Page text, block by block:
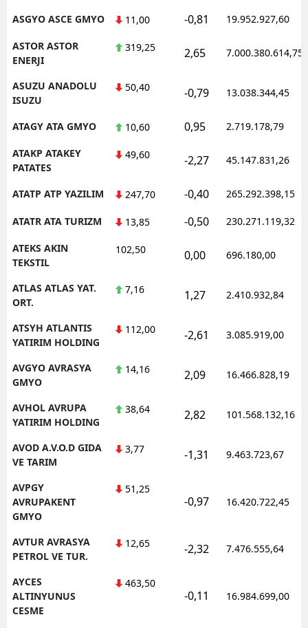
ASGYO ASCE GMYO 11,00 -0,81 19.952.927,60
ASTOR ASTOR
ENERJI
319,25 2,65 7.000.380.614,75
ASUZU ANADOLU
ISUZU
50,40 -0,79 13.038.344,45
ATAGY ATA GMYO 10,60 0,95 2.719.178,79
ATAKP ATAKEY
PATATES
49,60 -2,27 45.147.831,26
ATATP ATP YAZILIM 247,70 -0,40 265.292.398,15
ATATR ATA TURIZM 13,85 -0,50 230.271.119,32
ATEKS AKIN
TEKSTIL
102,50 0,00 696.180,00
ATLAS ATLAS YAT.
ORT.
7,16 1,27 2.410.932,84
ATSYH ATLANTIS
YATIRIM HOLDING
112,00 -2,61 3.085.919,00
AVGYO AVRASYA
GMYO
14,16 2,09 16.466.828,19
AVHOL AVRUPA
YATIRIM HOLDING
38,64 2,82 101.568.132,16
AVOD A.V.O.D GIDA
VE TARIM
3,77 -1,31 9.463.723,67
AVPGY
AVRUPAKENT
GMYO
51,25
-0,97 16.420.722,45
AVTUR AVRASYA
PETROL VE TUR.
12,65 -2,32 7.476.555,64
AYCES
ALTINYUNUS
CESME
463,50
-0,11 16.984.699,00